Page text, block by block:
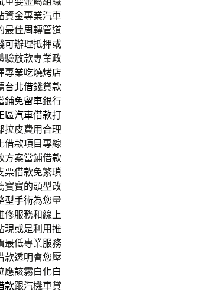
資金專業汽車
最佳周轉管道
可辦理抵押或
驗放款專業政
專業吃燒烤店
台北借錢貸款
鋪免留車銀行
區汽車借款打
拉皮費用合理
借款項目專線
方案當鋪借款
票借款免繁瑣
寶寶的頭型改
型手術為您量
修服務和線上
現或是利用推
最低專業服務
款透明會您壓
應該霧白化白
款跟汽機車貸